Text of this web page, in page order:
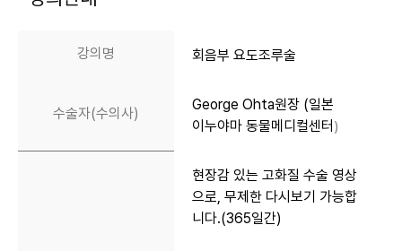
강의명 회음부 요도조루술
수술자(수의사)
George Ohta원장 (일본
이누야마 동물메디컬센터 )
현장감 있는 고화질 수술 영상
으로, 무제한 다시보기 가능합
니다.(365일간)